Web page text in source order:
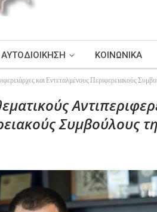
ΑΥΤΟΔΙΟΙΚΗΣΗ ΚΟΙΝΩΝΙΚΑ
και Εντεταλμένους Περιφερειακούς
Συμβούλους